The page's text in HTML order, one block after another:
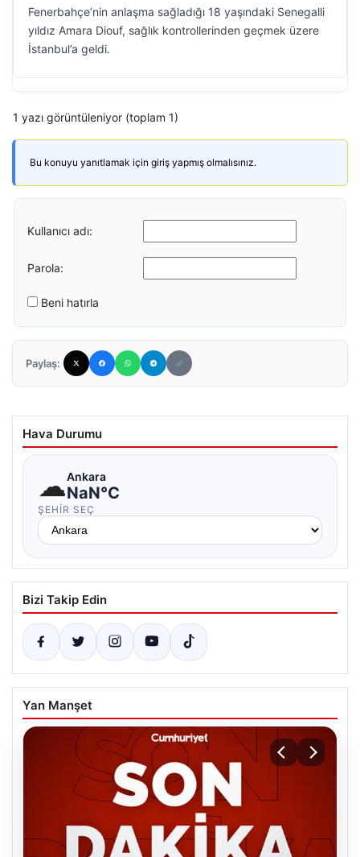
Fenerbahçe’nin anlaşma sağladığı 18 yaşındaki Senegalli
yıldız Amara Diouf, sağlık kontrollerinden geçmek üzere
İstanbul’a geldi.
1 yazı görüntüleniyor (toplam 1)
Bu konuyu yanıtlamak için giriş yapmış olmalısınız.
Kullanıcı adı:
Parola:
Beni hatırla
Paylaş:
Hava Durumu
☁Ankara
NaN°C
ŞEHIR SEÇ
Bizi Takip Edin
Yan Manşet